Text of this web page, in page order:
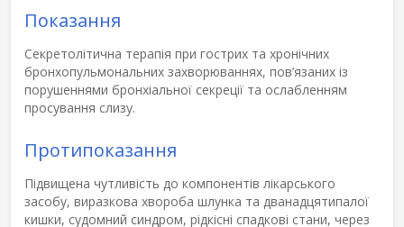
Показання
Секретолітична терапія при гострих та хронічних
бронхопульмональних захворюваннях, пов’язаних із
порушеннями бронхіальної секреції та ослабленням
просування слизу.
Протипоказання
Підвищена чутливість до компонентів лікарського
засобу, виразкова хвороба шлунка та дванадцятипалої
кишки, судомний синдром, рідкісні спадкові стани, через